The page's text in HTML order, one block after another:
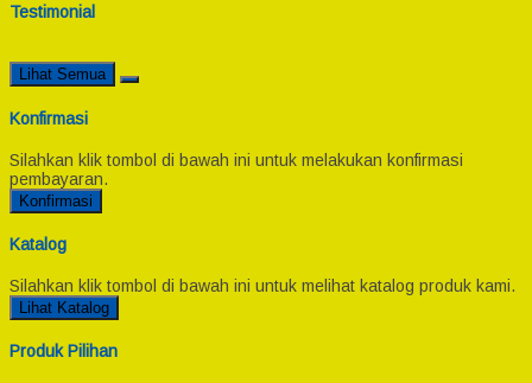
Testimonial
Lihat Semua
Konfirmasi
Silahkan klik tombol di bawah ini untuk melakukan konfirmasi
pembayaran.
Konfirmasi
Katalog
Silahkan klik tombol di bawah ini untuk melihat katalog produk kami.
Lihat Katalog
Produk Pilihan